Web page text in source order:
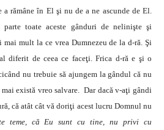
a rămâne în El şi nu de a ne ascunde de El.
toate aceste gânduri de nelinişte şi
mai mult la ce vrea Dumnezeu de la d-ră. Şi
diferit de ceea ce faceţi. Frica d-ră e şi o
nu trebuie să ajungem la gândul că nu
există vreo salvare. Dar dacă v-aţi gândi
că atât cât vă doriţi acest lucru Domnul nu
teme, că Eu sunt cu tine, nu privi cu